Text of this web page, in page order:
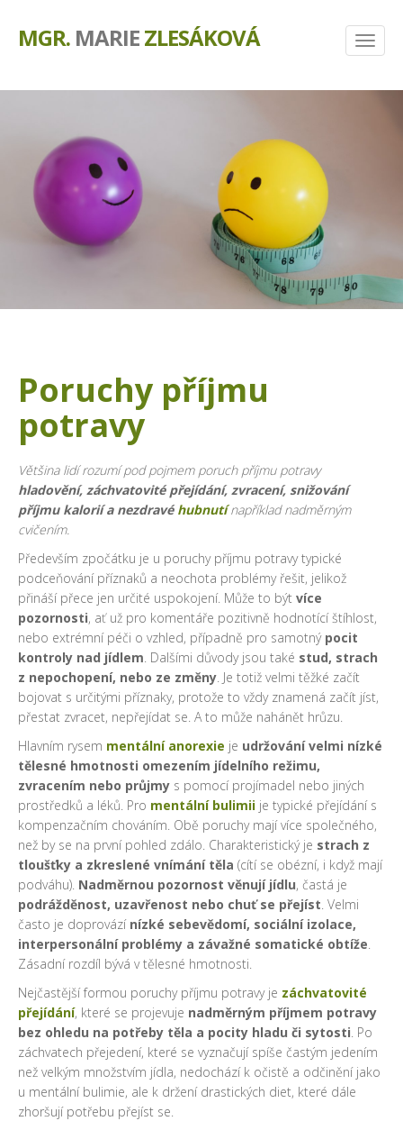
MGR. MARIEZLESÁKOVÁ
Poruchy příjmu
potravy
Většina lidí rozumí pod pojmem poruch příjmu potravy
hladovění, záchvatovité přejídání, zvracení, snižování
příjmu kalorií a nezdravéhubnutínapříklad nadměrným
cvičením.
Především zpočátku je u poruchy příjmu potravy typické
podceňování příznaků a neochota problémy řešit, jelikož
přináší přece jen určité uspokojení. Může to být více
pozornosti, ať už pro komentáře pozitivně hodnotící štíhlost,
nebo extrémní péči o vzhled, případně pro samotný pocit
kontroly nad jídlem . Dalšími důvody jsou také stud, strach
z nepochopení, nebo ze změny . Je totiž velmi těžké začít
bojovat s určitými příznaky, protože to vždy znamená začít jíst,
přestat zvracet, nepřejídat se. A to může nahánět hrůzu.
Hlavním rysem mentální anorexie je udržování velmi nízké
tělesné hmotnosti omezením jídelního režimu,
zvracením nebo průjmy s pomocí projímadel nebo jiných
prostředků a léků. Pro mentální bulimii je typické přejídání s
kompenzačním chováním. Obě poruchy mají více společného,
než by se na první pohled zdálo. Charakteristický je strach z
tloušťky a zkreslené vnímání těla (cítí se obézní, i když mají
podváhu). Nadměrnou pozornost věnují jídlu, častá je
podrážděnost, uzavřenost nebo chuť se přejíst . Velmi
často je doprovází nízké sebevědomí, sociální izolace,
interpersonální problémy a závažné somatické obtíže
Zásadní rozdíl bývá v tělesné hmotnosti.
Nejčastější formou poruchy příjmu potravy je záchvatovité
přejídání, které se projevuje nadměrným příjmem potravy
bez ohledu na potřeby těla a pocity hladu či sytosti . Po
záchvatech přejedení, které se vyznačují spíše častým jedením
než velkým množstvím jídla, nedochází k očistě a odčinění jako
u mentální bulimie, ale k držení drastických diet, které dále
zhoršují potřebu přejíst se.